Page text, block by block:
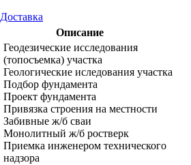
Доставка
Описание
Геодезические исследования
(топосъемка) участка
Геологические иследования участка
Подбор фундамента
Проект фундамента
Привязка строения на местности
Забивные ж/б сваи
Монолитный ж/б ростверк
Приемка инженером технического
надзора